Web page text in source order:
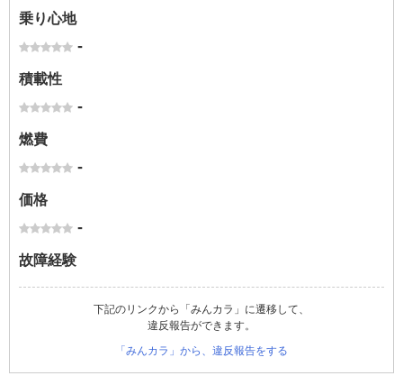
乗り心地
-
積載性
-
燃費
-
価格
-
故障経験
下記のリンクから「みんカラ」に遷移して、
違反報告ができます。
「みんカラ」から、違反報告をする